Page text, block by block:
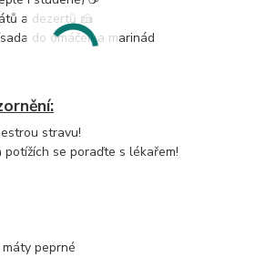
a dezertů 🍰
do omáček a marinád
stravu!
potížích se poraďte s lékařem!
peprné